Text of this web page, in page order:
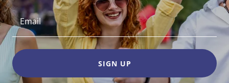
Email
SIGN UP